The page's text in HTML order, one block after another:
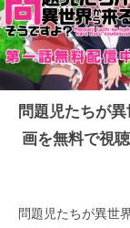
問題児たちが
画を無料で視
問題児たちが異世